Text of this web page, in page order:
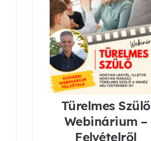
Türelmes Szülő
Webinárium –
Felvételről